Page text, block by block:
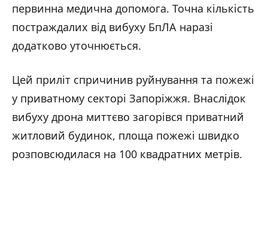
первинна медична допомога. Точна кількість
постраждалих від вибуху БпЛА наразі
додатково уточнюється.
Цей приліт спричинив руйнування та пожежі
у приватному секторі Запоріжжя. Внаслідок
вибуху дрона миттєво загорівся приватний
житловий будинок, площа пожежі швидко
розповсюдилася на 100 квадратних метрів.